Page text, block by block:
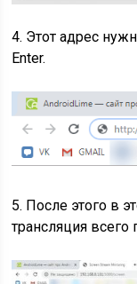
4. Этот адрес
Enter.
5. После этого в
трансляция всего